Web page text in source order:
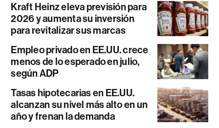
Kraft Heinz eleva previsión para
2026 y aumenta su inversión
para revitalizar sus marcas
Empleo privado en EE.UU. crece
menos de lo esperado en julio,
según ADP
Tasas hipotecarias en EE.UU.
alcanzan su nivel más alto en un
año y frenan la demanda